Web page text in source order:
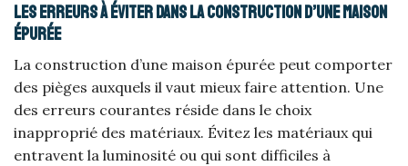
Les erreurs à éviter dans la construction d’une maison
épurée
La construction d’une maison épurée peut comporter
des pièges auxquels il vaut mieux faire attention. Une
des erreurs courantes réside dans le choix
inapproprié des matériaux. Évitez les matériaux qui
entravent la luminosité ou qui sont difficiles à